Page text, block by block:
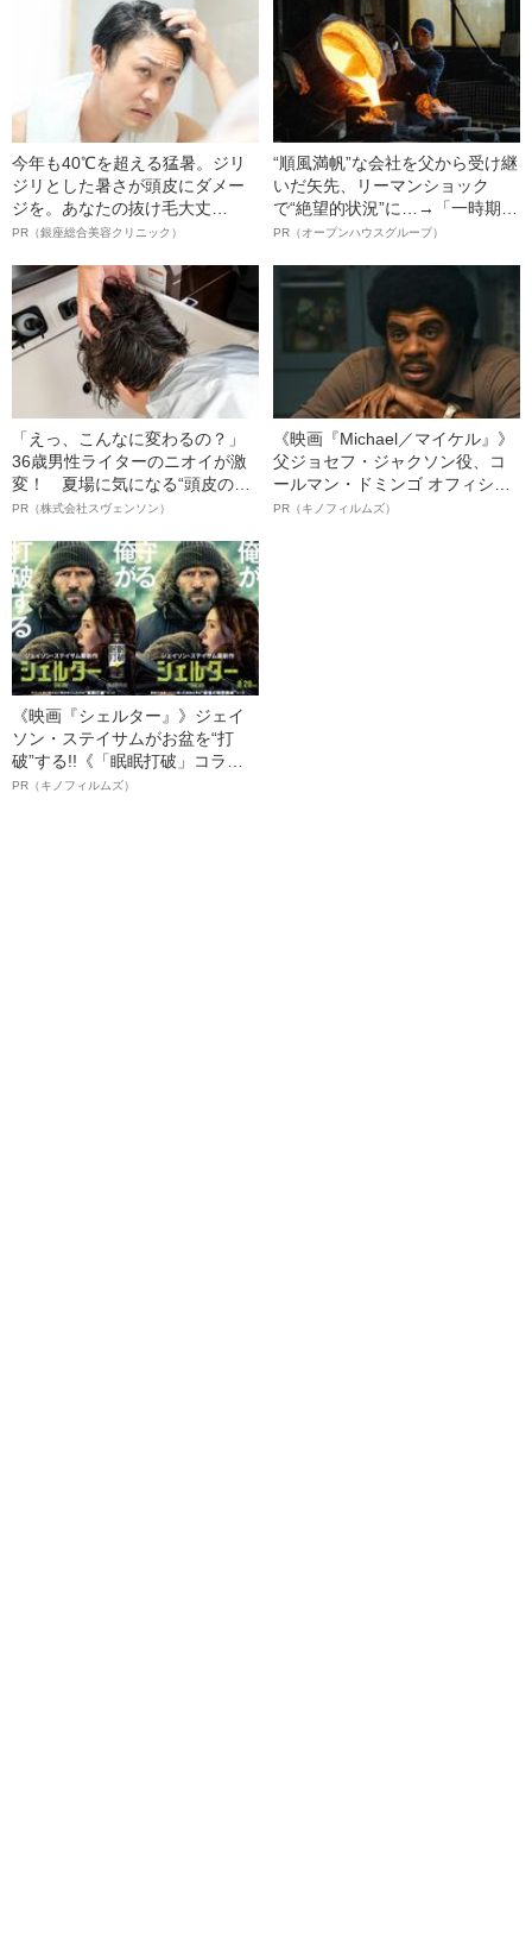
今年も40℃を超える猛暑。ジリ
ジリとした暑さが頭皮にダメー
ジを。あなたの抜け毛大丈
夫！？
PR（銀座総合美容クリニック）
“順風満帆”な会社を父から受け継
いだ矢先、リーマンショック
で“絶望的状況”に…→「一時期は
納品3年待ち」のヒット商品を生
明かす、“逆転の戦術”
PR（オープンハウスグループ）
「えっ、こんなに変わるの？」
36歳男性ライターのニオイが激
変！ 夏場に気になる“頭皮のニ
オイ”や“ベタつき”を解消す
ト”が生み出した徹底ケアとは
PR（株式会社スヴェンソン）
《映画『Michael／マイケル』》
父ジョセフ・ジャクソン役、コ
ールマン・ドミンゴ オフィシャ
ルインタビュー“観客を魅了した
PR（キノフィルムズ）
《映画『シェルター』》ジェイ
ソン・ステイサムがお盆を“打
破”する!!《「眠眠打破」コラ
ボ》
PR（キノフィルムズ）